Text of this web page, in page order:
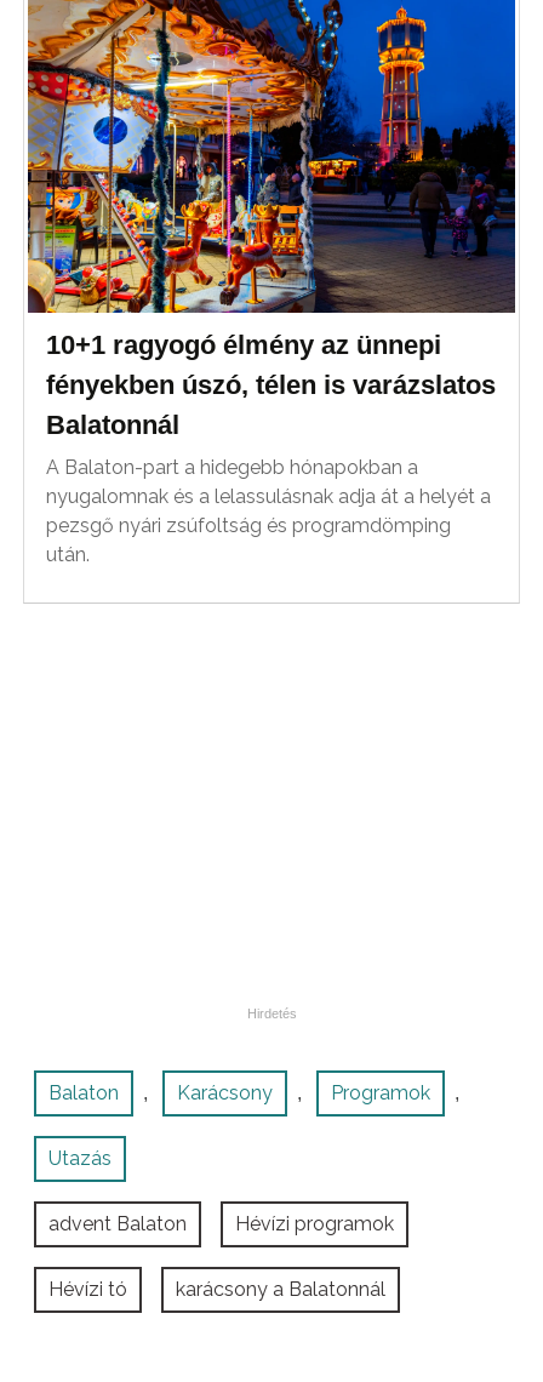
10+1 ragyogó élmény az ünnepi
fényekben úszó, télen is varázslatos
Balatonnál
A Balaton-part a hidegebb hónapokban a
nyugalomnak és a lelassulásnak adja át a helyét a
pezsgő nyári zsúfoltság és programdömping
után.
Balaton , Karácsony , Programok ,
Utazás
advent Balaton Hévízi programok
Hévízi tó karácsony a Balatonnál